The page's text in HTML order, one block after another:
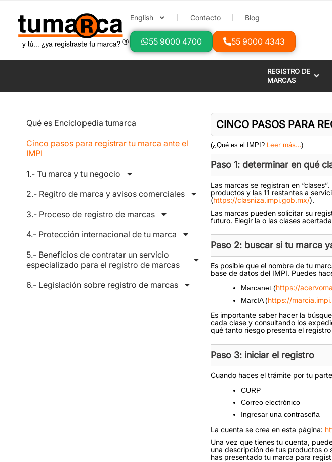
English Contacto Blog
55 9000 4700 55 9000 4343
REGISTRO DE
MARCAS
Qué es Enciclopedia tumarca
Cinco pasos para registrar tu marca ante el
IMPI
1.- Tu marca y tu negocio
2.- Regitro de marca y avisos comerciales
3.- Proceso de registro de marcas
4.- Protección internacional de tu marca
5.- Beneficios de contratar un servicio
especializado para el registro de marcas
6.- Legislación sobre registro de marcas
CINCO PASOS PARA
(¿Qué es el IMPI? Leer más…)
Paso 1: determinar en qué
Las marcas se registran en
productos y las 11 restantes a
(https://clasniza.impi.gob.mx/).
Las marcas pueden solicitar su
futuro. Elegir la o las clases
Paso 2: buscar si tu marca
Es posible que el nombre de tu
base de datos del IMPI. Puedes
Marcanet (https://
MarcIA (https://
Es importante saber hacer la
cada clase y consultando los
qué tanto riesgo presenta el
Paso 3: iniciar el registro
Cuando haces el trámite por tu
CURP
Correo electrónico
Ingresar una contraseña
La cuenta se crea en esta página:
Una vez que tienes tu cuenta,
una descripción de tus productos o
has presentado tu marca para